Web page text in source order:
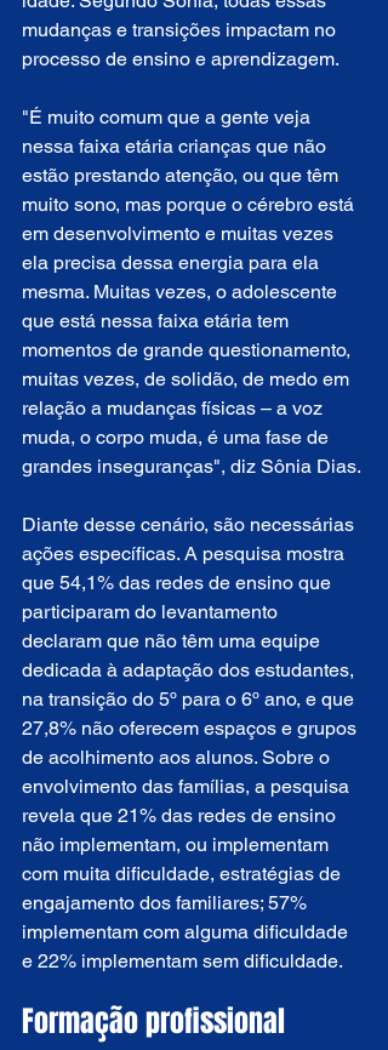
mudanças e transições impactam no
processo de ensino e aprendizagem.
"É muito comum que a gente veja
nessa faixa etária crianças que não
estão prestando atenção, ou que têm
muito sono, mas porque o cérebro está
em desenvolvimento e muitas vezes
ela precisa dessa energia para ela
mesma. Muitas vezes, o adolescente
que está nessa faixa etária tem
momentos de grande questionamento,
muitas vezes, de solidão, de medo em
relação a mudanças físicas – a voz
muda, o corpo muda, é uma fase de
grandes inseguranças", diz Sônia Dias.
Diante desse cenário, são necessárias
ações específicas. A pesquisa mostra
que 54,1% das redes de ensino que
participaram do levantamento
declaram que não têm uma equipe
dedicada à adaptação dos estudantes,
na transição do 5º para o 6º ano, e que
27,8% não oferecem espaços e grupos
de acolhimento aos alunos. Sobre o
envolvimento das famílias, a pesquisa
revela que 21% das redes de ensino
não implementam, ou implementam
com muita dificuldade, estratégias de
engajamento dos familiares; 57%
implementam com alguma dificuldade
e 22% implementam sem dificuldade.
Formação profissional